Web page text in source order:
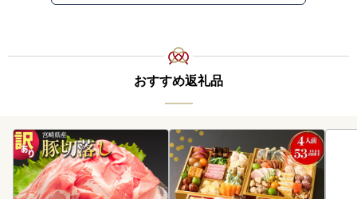
おすすめ返礼品